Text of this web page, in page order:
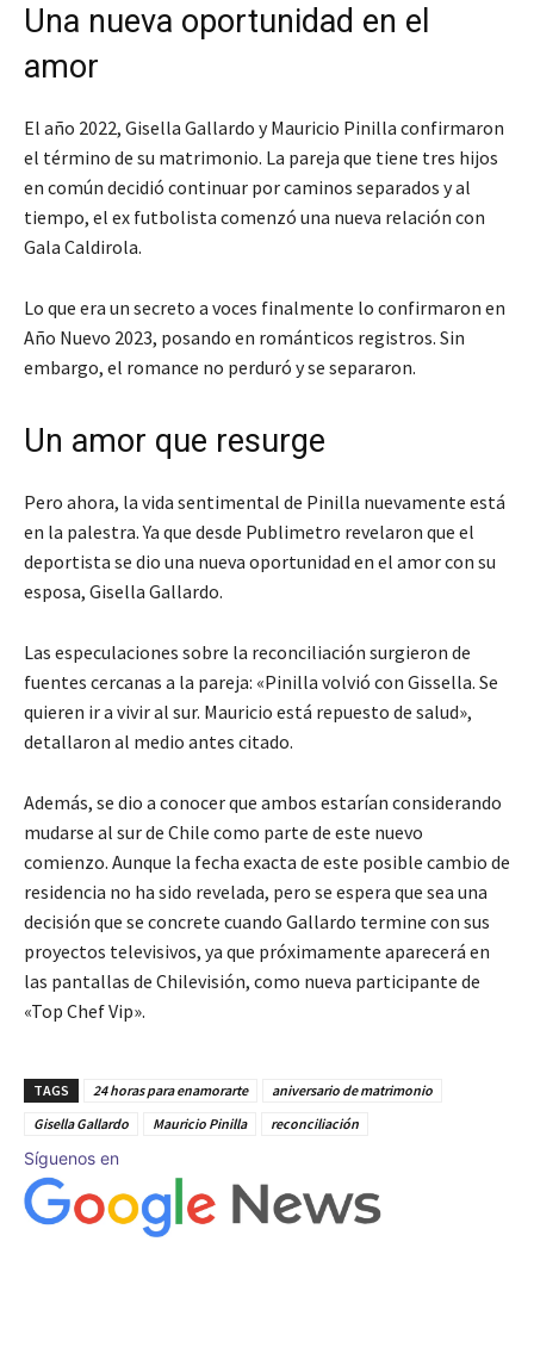
Una nueva oportunidad en el
amor
El año 2022, Gisella Gallardo y Mauricio Pinilla confirmaron
el término de su matrimonio. La pareja que tiene tres hijos
en común decidió continuar por caminos separados y al
tiempo, el ex futbolista comenzó una nueva relación con
Gala Caldirola.
Lo que era un secreto a voces finalmente lo confirmaron en
Año Nuevo 2023, posando en románticos registros. Sin
embargo, el romance no perduró y se separaron.
Un amor que resurge
Pero ahora, la vida sentimental de Pinilla nuevamente está
en la palestra. Ya que desde Publimetro revelaron que el
deportista se dio una nueva oportunidad en el amor con su
esposa, Gisella Gallardo.
Las especulaciones sobre la reconciliación surgieron de
fuentes cercanas a la pareja: «Pinilla volvió con Gissella. Se
quieren ir a vivir al sur. Mauricio está repuesto de salud»,
detallaron al medio antes citado.
Además, se dio a conocer que ambos estarían considerando
mudarse al sur de Chile como parte de este nuevo
comienzo. Aunque la fecha exacta de este posible cambio de
residencia no ha sido revelada, pero se espera que sea una
decisión que se concrete cuando Gallardo termine con sus
proyectos televisivos, ya que próximamente aparecerá en
las pantallas de Chilevisión, como nueva participante de
«Top Chef Vip».
TAGS 24 horas para enamorarte
aniversario de matrimonio
Gisella Gallardo
Mauricio Pinilla reconciliación
Síguenos en